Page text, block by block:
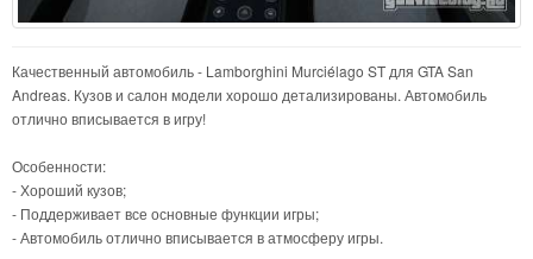
Качественный автомобиль - Lamborghini Murciélago ST для GTA San
Andreas. Кузов и салон модели хорошо детализированы. Автомобиль
отлично вписывается в игру!
Особенности:
- Хороший кузов;
- Поддерживает все основные функции игры;
- Автомобиль отлично вписывается в атмосферу игры.